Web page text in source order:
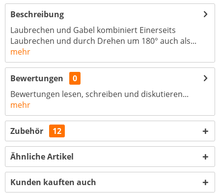
Beschreibung
Laubrechen und Gabel kombiniert Einerseits
Laubrechen und durch Drehen um 180° auch als...
mehr
Bewertungen
0
Bewertungen lesen, schreiben und diskutieren...
mehr
Zubehör 12
Ähnliche Artikel
Kunden kauften auch